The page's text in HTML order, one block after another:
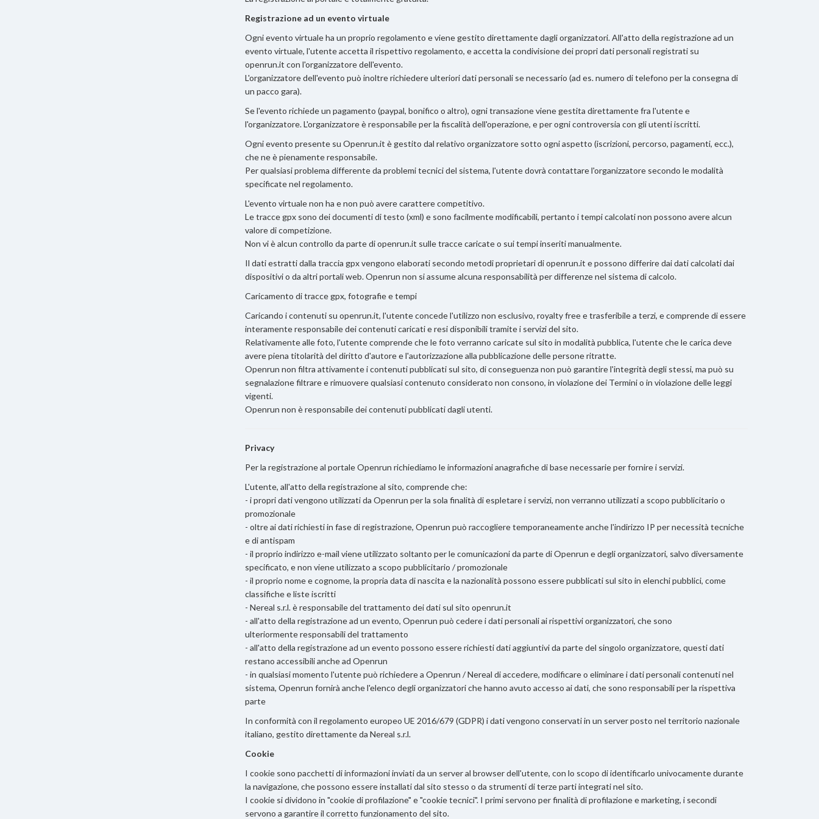
Registrazione ad un evento virtuale
Ogni evento virtuale ha un proprio regolamento e viene gestito direttamente dagli organizzatori. All'atto della registrazione ad un
evento virtuale, l'utente accetta il rispettivo regolamento, e accetta la condivisione dei propri dati personali registrati su
openrun.it con l'organizzatore dell'evento.
L'organizzatore dell'evento può inoltre richiedere ulteriori dati personali se necessario (ad es. numero di telefono per la consegna di
un pacco gara).
Se l'evento richiede un pagamento (paypal, bonifico o altro), ogni transazione viene gestita direttamente fra l'utente e
l'organizzatore. L'organizzatore è responsabile per la fiscalità dell'operazione, e per ogni controversia con gli utenti iscritti.
Ogni evento presente su Openrun.it è gestito dal relativo organizzatore sotto ogni aspetto (iscrizioni, percorso, pagamenti, ecc.),
che ne è pienamente responsabile.
Per qualsiasi problema differente da problemi tecnici del sistema, l'utente dovrà contattare l'organizzatore secondo le modalità
specificate nel regolamento.
L'evento virtuale non ha e non può avere carattere competitivo.
Le tracce gpx sono dei documenti di testo (xml) e sono facilmente modificabili, pertanto i tempi calcolati non possono avere alcun
valore di competizione.
Non vi è alcun controllo da parte di openrun.it sulle tracce caricate o sui tempi inseriti manualmente.
Il dati estratti dalla traccia gpx vengono elaborati secondo metodi proprietari di openrun.it e possono differire dai dati calcolati dai
dispositivi o da altri portali web. Openrun non si assume alcuna responsabilità per differenze nel sistema di calcolo.
Caricamento di tracce gpx, fotografie e tempi
Caricando i contenuti su openrun.it, l'utente concede l'utilizzo non esclusivo, royalty free e trasferibile a terzi, e comprende di essere
interamente responsabile dei contenuti caricati e resi disponibili tramite i servizi del sito.
Relativamente alle foto, l'utente comprende che le foto verranno caricate sul sito in modalità pubblica, l'utente che le carica deve
avere piena titolarità del diritto d'autore e l'autorizzazione alla pubblicazione delle persone ritratte.
Openrun non filtra attivamente i contenuti pubblicati sul sito, di conseguenza non può garantire l'integrità degli stessi, ma può su
segnalazione filtrare e rimuovere qualsiasi contenuto considerato non consono, in violazione dei Termini o in violazione delle leggi
vigenti.
Openrun non è responsabile dei contenuti pubblicati dagli utenti.
Privacy
Per la registrazione al portale Openrun richiediamo le informazioni anagrafiche di base necessarie per fornire i servizi.
L'utente, all'atto della registrazione al sito, comprende che:
- i propri dati vengono utilizzati da Openrun per la sola finalità di espletare i servizi, non verranno utilizzati a scopo pubblicitario o
promozionale
- oltre ai dati richiesti in fase di registrazione, Openrun può raccogliere temporaneamente anche l'indirizzo IP per necessità tecniche
e di antispam
- il proprio indirizzo e-mail viene utilizzato soltanto per le comunicazioni da parte di Openrun e degli organizzatori, salvo diversamente
specificato, e non viene utilizzato a scopo pubblicitario / promozionale
- il proprio nome e cognome, la propria data di nascita e la nazionalità possono essere pubblicati sul sito in elenchi pubblici, come
classifiche e liste iscritti
- Nereal s.r.l. è responsabile del trattamento dei dati sul sito openrun.it
- all'atto della registrazione ad un evento, Openrun può cedere i dati personali ai rispettivi organizzatori, che sono
ulteriormente responsabili del trattamento
- all'atto della registrazione ad un evento possono essere richiesti dati aggiuntivi da parte del singolo organizzatore, questi dati
restano accessibili anche ad Openrun
- in qualsiasi momento l'utente può richiedere a Openrun / Nereal di accedere, modificare o eliminare i dati personali contenuti nel
sistema, Openrun fornirà anche l'elenco degli organizzatori che hanno avuto accesso ai dati, che sono responsabili per la rispettiva
parte
In conformità con il regolamento europeo UE 2016/679 (GDPR) i dati vengono conservati in un server posto nel territorio nazionale
italiano, gestito direttamente da Nereal s.r.l.
Cookie
I cookie sono pacchetti di informazioni inviati da un server al browser dell'utente, con lo scopo di identificarlo univocamente durante
la navigazione, che possono essere installati dal sito stesso o da strumenti di terze parti integrati nel sito.
I cookie si dividono in "cookie di profilazione" e "cookie tecnici". I primi servono per finalità di profilazione e marketing, i secondi
servono a garantire il corretto funzionamento del sito.